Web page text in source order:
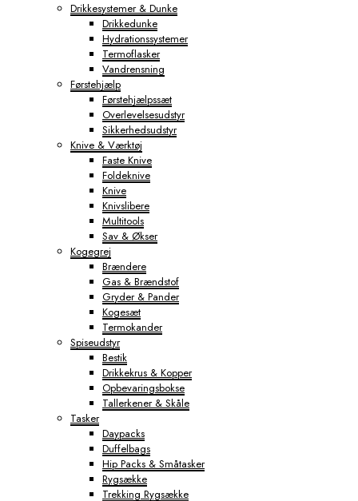
Drikkesystemer & Dunke
Drikkedunke
Hydrationssystemer
Termoflasker
Vandrensning
Førstehjælp
Førstehjælpssæt
Overlevelsesudstyr
Sikkerhedsudstyr
Knive & Værktøj
Faste Knive
Foldeknive
Knive
Knivslibere
Multitools
Sav & Økser
Kogegrej
Brændere
Gas & Brændstof
Gryder & Pander
Kogesæt
Termokander
Spiseudstyr
Bestik
Drikkekrus & Kopper
Opbevaringsbokse
Tallerkener & Skåle
Tasker
Daypacks
Duffelbags
Hip Packs & Småtasker
Rygsække
Trekking Rygsække